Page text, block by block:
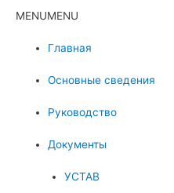
MENUMENU
Главная
Основные сведения
Руководство
Документы
УСТАВ